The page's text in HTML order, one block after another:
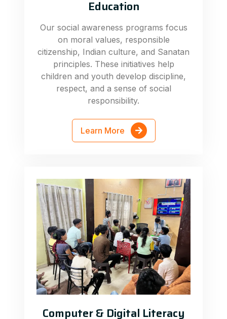
Education
Our social awareness programs focus
on moral values, responsible
citizenship, Indian culture, and Sanatan
principles. These initiatives help
children and youth develop discipline,
respect, and a sense of social
responsibility.
Learn More
Computer & Digital Literacy